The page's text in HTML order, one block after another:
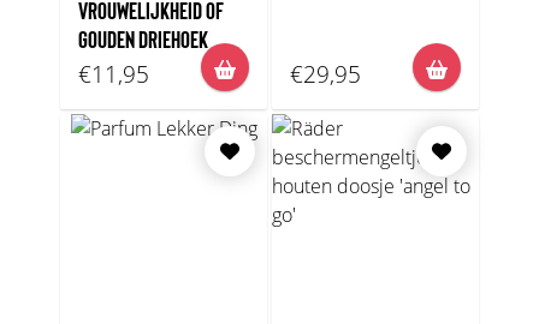
VROUWELIJKHEID OF
GOUDEN DRIEHOEK
€11,95 €29,95